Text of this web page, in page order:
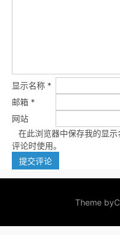
显示名称 *
邮箱 *
网站
在此浏览器中保存我的显
评论时使用。
Theme by